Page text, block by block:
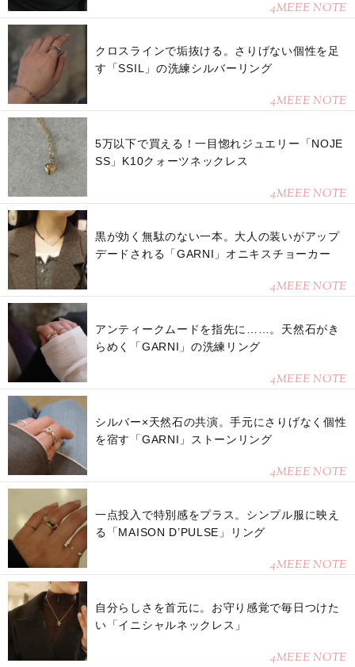
4MEEE NOTE
クロスラインで垢抜ける。さりげない個性を足
す「SSIL」の洗練シルバーリング
4MEEE NOTE
5万以下で買える！一目惚れジュエリー「NOJE
SS」K10クォーツネックレス
4MEEE NOTE
黒が効く無駄のない一本。大人の装いがアップ
デードされる「GARNI」オニキスチョーカー
4MEEE NOTE
アンティークムードを指先に……。天然石がき
らめく「GARNI」の洗練リング
4MEEE NOTE
シルバー×天然石の共演。手元にさりげなく個性
を宿す「GARNI」ストーンリング
4MEEE NOTE
一点投入で特別感をプラス。シンプル服に映え
る「MAISON D’PULSE」リング
4MEEE NOTE
自分らしさを首元に。お守り感覚で毎日つけた
い「イニシャルネックレス」
4MEEE NOTE